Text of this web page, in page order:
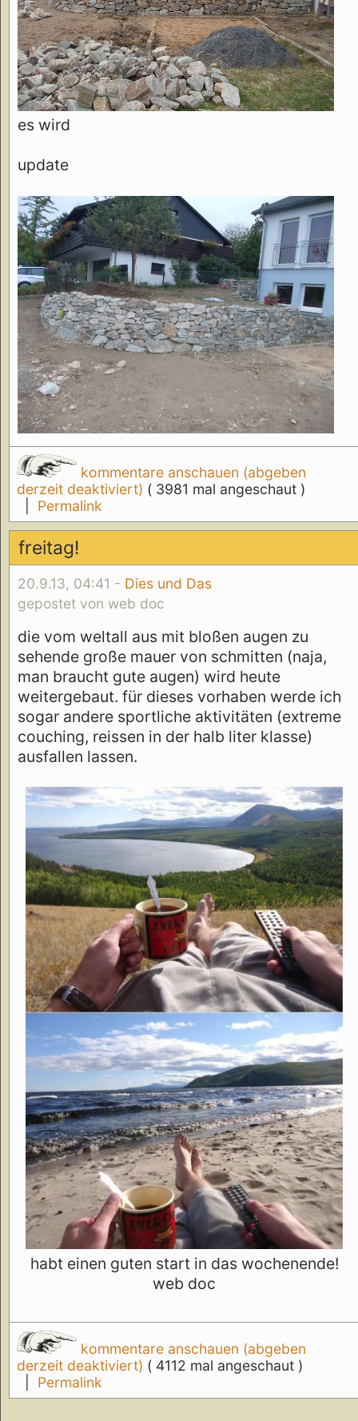
es wird
update
kommentare anschauen (abgeben
derzeit deaktiviert) ( 3981 mal angeschaut )
Permalink
freitag!
20.9.13, 04:41 - Dies und Das
gepostet von web doc
die vom weltall aus mit bloßen augen zu
sehende große mauer von schmitten (naja,
man braucht gute augen) wird heute
weitergebaut. für dieses vorhaben werde ich
sogar andere sportliche aktivitäten (extreme
couching, reissen in der halb liter klasse)
ausfallen lassen.
habt einen guten start in das wochenende!
web doc
kommentare anschauen (abgeben
derzeit deaktiviert) ( 4112 mal angeschaut )
Permalink